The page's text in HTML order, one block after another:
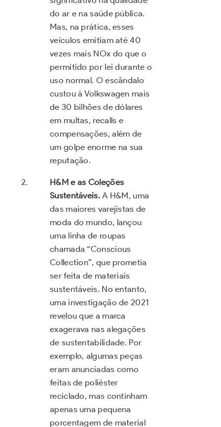
do ar e na saúde pública.
Mas, na prática, esses
veículos emitiam até 40
vezes mais NOx do que o
permitido por lei durante o
uso normal. O escândalo
custou à Volkswagen mais
de 30 bilhões de dólares
em multas, recalls e
compensações, além de
um golpe enorme na sua
reputação.
H&M e as Coleções
Sustentáveis.A H&M, uma
das maiores varejistas de
moda do mundo, lançou
uma linha de roupas
chamada “Conscious
Collection”, que prometia
ser feita de materiais
sustentáveis. No entanto,
uma investigação de 2021
revelou que a marca
exagerava nas alegações
de sustentabilidade. Por
exemplo, algumas peças
eram anunciadas como
feitas de poliéster
reciclado, mas continham
apenas uma pequena
porcentagem de material